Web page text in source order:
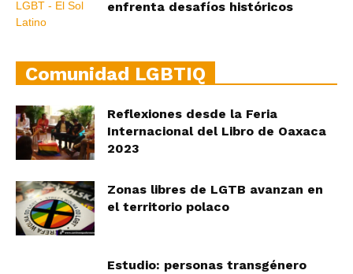
enfrenta desafíos históricos
Comunidad LGBTIQ
Reflexiones desde la Feria
Internacional del Libro de Oaxaca
2023
Zonas libres de LGTB avanzan en
el territorio polaco
Estudio: personas transgénero